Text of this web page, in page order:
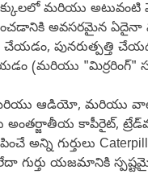
మరియు అటువంటి
అవసరమైన ఏదైనా
పునరుత్పత్తి
(మరియు
మరియు ఆడియో,
కాపీరైట్,
గుర్తులు
యజమానికి